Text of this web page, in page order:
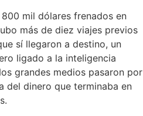
mil dólares frenados en
más de diez viajes previos
sí llegaron a destino, un
ligado a la inteligencia
grandes medios pasaron por
del dinero que terminaba en